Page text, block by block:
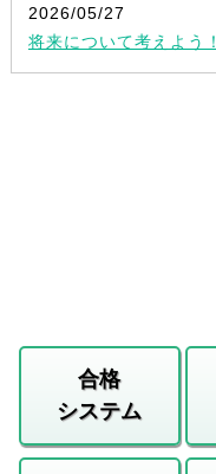
2026/05/27
将来について考えよう！
合格
システム